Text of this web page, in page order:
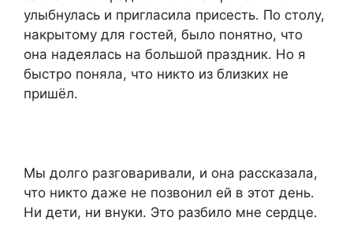
улыбнулась и пригласила присесть. По столу,
накрытому для гостей, было понятно, что
она надеялась на большой праздник. Но я
быстро поняла, что никто из близких не
пришёл.
Мы долго разговаривали, и она рассказала,
что никто даже не позвонил ей в этот день.
Ни дети, ни внуки. Это разбило мне сердце.